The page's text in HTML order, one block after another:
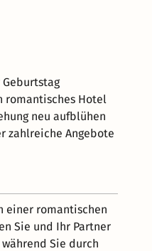
romantisches Hotel
neu aufblühen
zahlreiche Angebote
einer romantischen
Sie und Ihr Partner
Sie durch